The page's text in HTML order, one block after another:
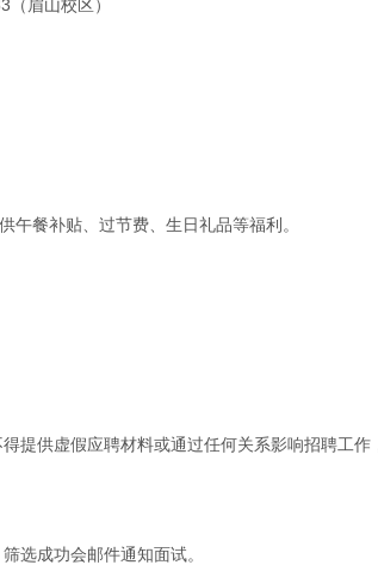
眉山校区）
午餐补贴、过节费、生日礼品等福利。
提供虚假应聘材料或通过任何关系影响招聘工
选成功会邮件通知面试。